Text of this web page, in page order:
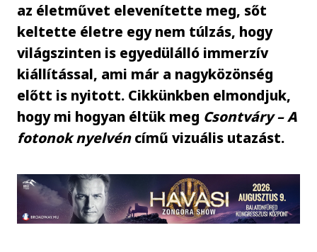
az életművet elevenítette meg, sőt
keltette életre egy nem túlzás, hogy
világszinten is egyedülálló immerzív
kiállítással, ami már a nagyközönség
előtt is nyitott. Cikkünkben elmondjuk,
hogy mi hogyan éltük meg Csontváry – A
fotonok nyelvéncímű vizuális utazást.